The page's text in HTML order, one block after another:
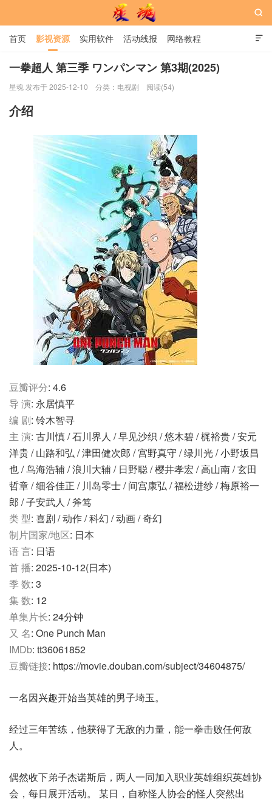

首页 影视资源 实用软件 活动线报 网络教程
用户中心 书籍 娱乐

一拳超人 第三季 ワンパンマン 第3期(2025)
星魂 发布于 2025-12-10 分类： 电视剧 阅读(54)
介绍
豆瓣评分: 4.6
导 演: 永居慎平
编 剧: 铃木智寻
主 演: 古川慎 / 石川界人 / 早见沙织 / 悠木碧 / 梶裕贵 / 安元
洋贵 / 山路和弘 / 津田健次郎 / 宫野真守 / 绿川光 / 小野坂昌
也 / 鸟海浩辅 / 浪川大辅 / 日野聪 / 樱井孝宏 / 高山南 / 玄田
哲章 / 细谷佳正 / 川岛零士 / 间宫康弘 / 福松进纱 / 梅原裕一
郎 / 子安武人 / 斧笃
类 型: 喜剧 / 动作 / 科幻 / 动画 / 奇幻
制片国家/地区: 日本
语 言: 日语
首 播: 2025-10-12(日本)
季 数: 3
集 数: 12
单集片长: 24分钟
又 名: One Punch Man
IMDb: tt36061852
豆瓣链接: https://movie.douban.com/subject/34604875/
一名因兴趣开始当英雄的男子埼玉。
经过三年苦练，他获得了无敌的力量，能一拳击败任何敌
人。
偶然收下弟子杰诺斯后，两人一同加入职业英雄组织英雄协
会，每日展开活动。 某日，自称怪人协会的怪人突然出